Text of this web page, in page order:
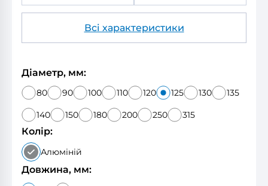
Всі характеристики
Діаметр, мм:
80 90 100 110 120 125 130 135
140 150 180 200 250 315
Колір:
Алюміній
Довжина, мм: